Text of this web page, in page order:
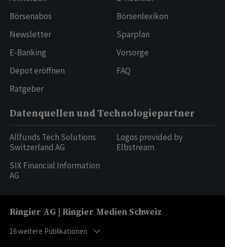
Börsenabos
Newsletter
E-Banking
Depot eröffnen
Ratgeber
Börsenlexikon
Sparplan
Vorsorge
FAQ
Datenquellen und Technologiepartner
Allfunds Tech Solutions
Switzerland AG
SIX Financial Information
AG
Logos provided by
Elbstream
Ringier AG | Ringier Medien Schweiz
16weitere Publikationen